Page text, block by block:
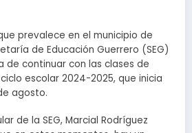
prevalece en el municipio de
de Educación Guerrero (SEG)
de continuar con las clases de
escolar 2024-2025, que inicia
agosto.
de la SEG, Marcial Rodríguez